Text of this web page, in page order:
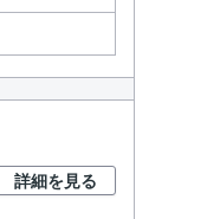
詳細を見る